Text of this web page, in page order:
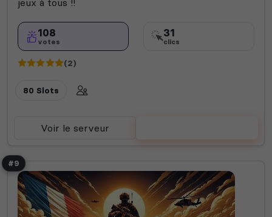
jeux à tous !!
108
votes
31
clics
(2)
80 Slots
Voir le serveur
#9